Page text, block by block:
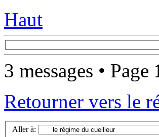
Haut
3 messages • Page
Retourner vers le
Aller à: